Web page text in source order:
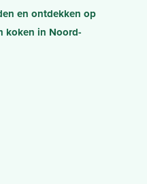
en ontdekken op
koken in Noord-